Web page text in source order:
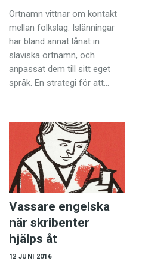
Ortnamn vittnar om kontakt
mellan folkslag. Islänningar
har bland annat lånat in
slaviska ortnamn, och
anpassat dem till sitt eget
språk. En strategi för att…
Vassare engelska
när skribenter
hjälps åt
12 JUNI 2016